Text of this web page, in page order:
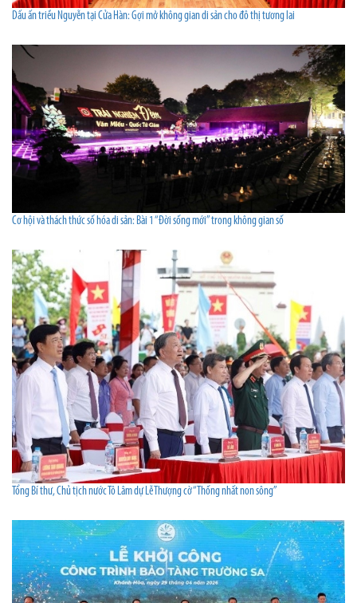
Dấu ấn triều Nguyễn tại Cửa Hàn: Gợi mở không gian di sản cho đô thị tương lai
Cơ hội và thách thức số hóa di sản: Bài 1 “Đời sống mới” trong không gian số
Tổng Bí thư, Chủ tịch nước Tô Lâm dự Lễ Thượng cờ “Thống nhất non sông”